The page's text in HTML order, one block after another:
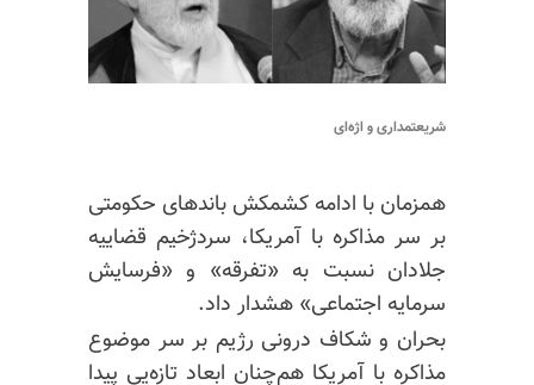
شریعتمداری و اژه‌ای
همزمان با ادامه کشمکش باندهای حکومتی
بر سر مذاکره با آمریکا، سردژخیم قضاییه
جلادان نسبت به «تفرقه» و «فرسایش
سرمایه اجتماعی» هشدار داد.
بحران و شکاف درونی رژیم بر سر موضوع
مذاکره با آمریکا هم‌چنان ابعاد تازه‌یی پیدا